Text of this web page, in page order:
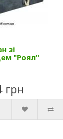
зі
"Роял"
грн